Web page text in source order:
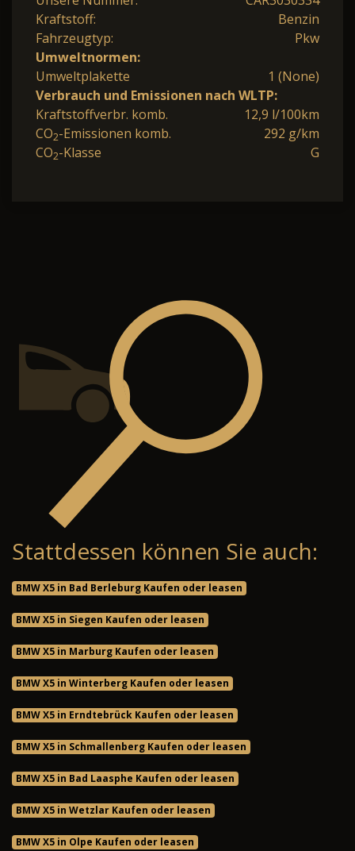
Kraftstoff:
Benzin
Fahrzeugtyp:
Pkw
Umweltnormen:
Umweltplakette
1 (None)
Verbrauch und Emissionen nach WLTP:
Kraftstoffverbr. komb.
12,9 l/100km
CO2-Emissionen komb.
292 g/km
CO2-Klasse G
Stattdessen können Sie auch:
BMW X5 in Bad Berleburg Kaufen oder leasen
BMW X5 in Siegen Kaufen oder leasen
BMW X5 in Marburg Kaufen oder leasen
BMW X5 in Winterberg Kaufen oder leasen
BMW X5 in Erndtebrück Kaufen oder leasen
BMW X5 in Schmallenberg Kaufen oder leasen
BMW X5 in Bad Laasphe Kaufen oder leasen
BMW X5 in Wetzlar Kaufen oder leasen
BMW X5 in Olpe Kaufen oder leasen